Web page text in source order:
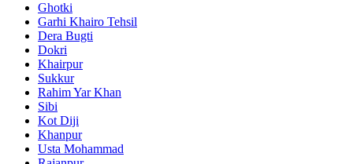
Ghotki
Garhi Khairo Tehsil
Dera Bugti
Dokri
Khairpur
Sukkur
Rahim Yar Khan
Sibi
Kot Diji
Khanpur
Usta Mohammad